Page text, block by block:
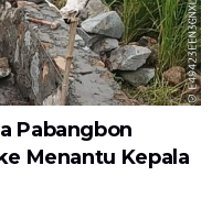
Pabangbon
Menantu Kepala